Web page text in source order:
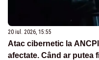
20 iul. 2026, 15:55
Atac cibernetic la
afectate. Când ar putea